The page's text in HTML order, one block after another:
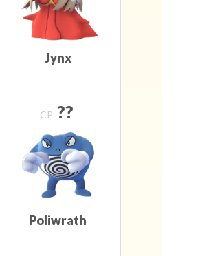
Jynx
CP ??
Poliwrath